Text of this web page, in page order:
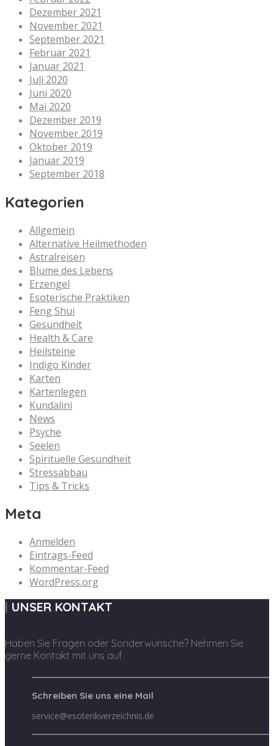
Dezember 2021
November 2021
September 2021
Februar 2021
Januar 2021
Juli 2020
Juni 2020
Mai 2020
Dezember 2019
November 2019
Oktober 2019
Januar 2019
September 2018
Kategorien
Allgemein
Alternative Heilmethoden
Astralreisen
Blume des Lebens
Erzengel
Esoterische Praktiken
Feng Shui
Gesundheit
Health & Care
Heilsteine
Indigo Kinder
Karten
Kartenlegen
Kundalini
News
Psyche
Seelen
Spirituelle Gesundheit
Stressabbau
Tips & Tricks
Meta
Anmelden
Eintrags-Feed
Kommentar-Feed
WordPress.org
UNSER KONTAKT
Haben Sie Fragen oder Sonderwünsche? Nehmen Sie
gerne Kontakt mit uns auf.
Schreiben Sie uns eine Mail
service@esoterikverzeichnis.de